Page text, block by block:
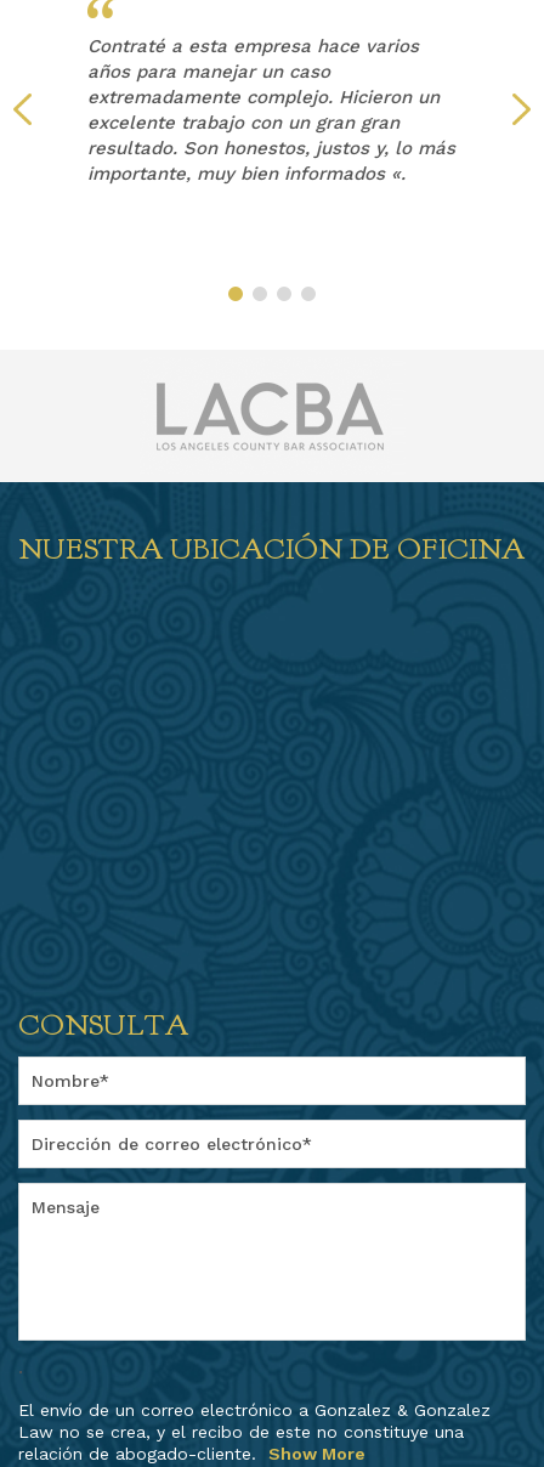
Contraté a esta empresa hace varios
años para manejar un caso
extremadamente complejo. Hicieron un
excelente trabajo con un gran gran
resultado. Son honestos, justos y, lo más
importante, muy bien informados «.
NUESTRA UBICACIÓN DE OFICINA
CONSULTA
.
El envío de un correo electrónico a Gonzalez & Gonzalez
Law no se crea, y el recibo de este no constituye una
relación de abogado-cliente.
Show More